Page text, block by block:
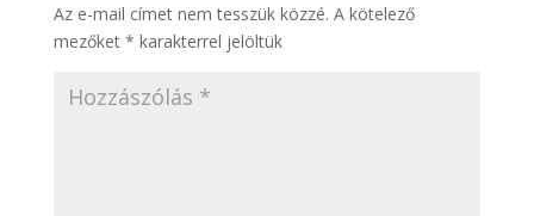
Az e-mail címet nem tesszük közzé. A kötelező
mezőket * karakterrel jelöltük